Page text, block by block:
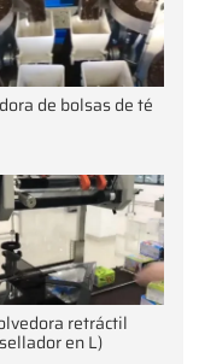
de bolsas de té
retráctil
en L)